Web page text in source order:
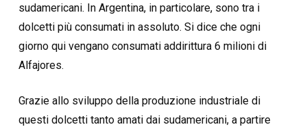
sudamericani. In Argentina, in particolare, sono tra i
dolcetti più consumati in assoluto. Si dice che ogni
giorno qui vengano consumati addirittura 6 milioni di
Alfajores.
Grazie allo sviluppo della produzione industriale di
questi dolcetti tanto amati dai sudamericani, a partire